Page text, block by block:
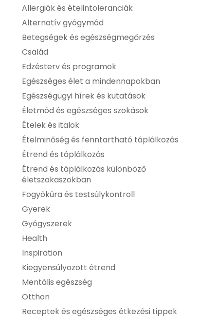
Allergiák és ételintoleranciák
Alternatív gyógymód
Betegségek és egészségmegőrzés
Család
Edzésterv és programok
Egészséges élet a mindennapokban
Egészségügyi hírek és kutatások
Életmód és egészséges szokások
Ételek és italok
Ételminőség és fenntartható táplálkozás
Étrend és táplálkozás
Étrend és táplálkozás különböző
életszakaszokban
Fogyókúra és testsúlykontroll
Gyerek
Gyógyszerek
Health
Inspiration
Kiegyensúlyozott étrend
Mentális egészség
Otthon
Receptek és egészséges étkezési tippek